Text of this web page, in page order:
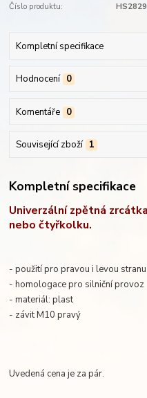
Číslo produktu:
Kompletní specifikace
Hodnocení 0
Komentáře 0
Související zboží 1
Kompletní specifikace
Univerzální zpětná
nebo čtyřkolku.
- použití pro pravou i levou stranu
- homologace pro silniční provoz
- materiál: plast
- závit M10 pravý
Uvedená cena je za pár.